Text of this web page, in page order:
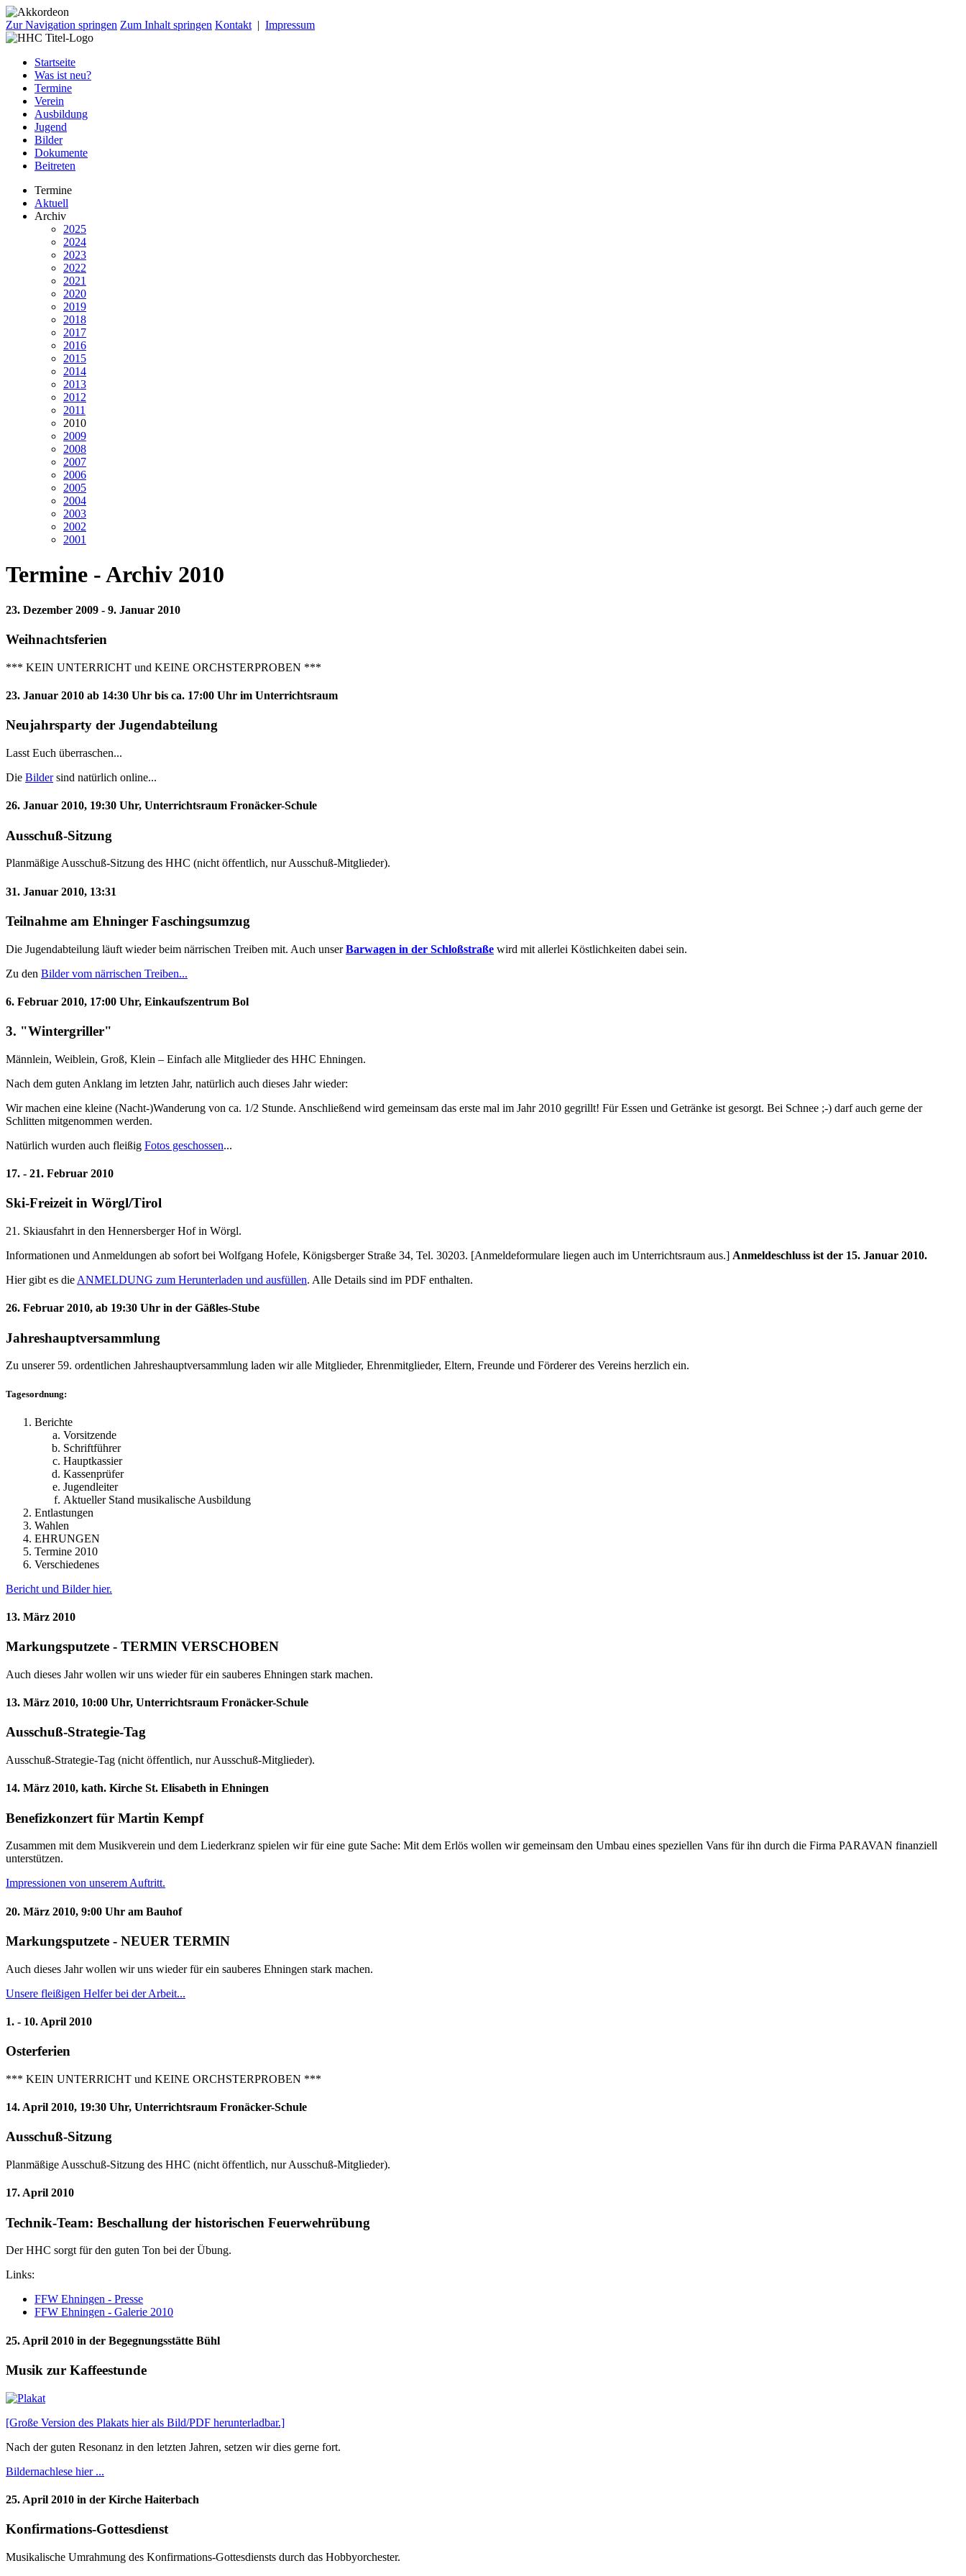
Zur Navigation springen Zum Inhalt springen Kontakt | Impressum
Startseite
Was ist neu?
Termine
Verein
Ausbildung
Jugend
Bilder
Dokumente
Beitreten
Termine
Aktuell
Archiv
2025
2024
2023
2022
2021
2020
2019
2018
2017
2016
2015
2014
2013
2012
2011
2010
2009
2008
2007
2006
2005
2004
2003
2002
2001
Termine - Archiv 2010
23. Dezember 2009 - 9. Januar 2010
Weihnachtsferien
*** KEIN UNTERRICHT und KEINE ORCHSTERPROBEN ***
23. Januar 2010 ab 14:30 Uhr bis ca. 17:00 Uhr im Unterrichtsraum
Neujahrsparty der Jugendabteilung
Lasst Euch überraschen...
Die Bildersind natürlich online...
26. Januar 2010, 19:30 Uhr, Unterrichtsraum Fronäcker-Schule
Ausschuß-Sitzung
Planmäßige Ausschuß-Sitzung des HHC (nicht öffentlich, nur Ausschuß-Mitglieder).
31. Januar 2010, 13:31
Teilnahme am Ehninger Faschingsumzug
Die Jugendabteilung läuft wieder beim närrischen Treiben mit. Auch unserBarwagen in der Schloßstraße wird mit allerlei Köstlichkeiten dabei sein.
Zu den Bilder vom närrischen Treiben...
6. Februar 2010, 17:00 Uhr, Einkaufszentrum Bol
3. "Wintergriller"
Männlein, Weiblein, Groß, Klein – Einfach alle Mitglieder des HHC Ehningen.
Nach dem guten Anklang im letzten Jahr, natürlich auch dieses Jahr wieder:
Wir machen eine kleine (Nacht-)Wanderung von ca. 1/2 Stunde. Anschließend wird gemeinsam das erste mal im Jahr 2010 gegrillt! Für Essen und Getränke ist gesorgt. Bei Schnee ;-) darf auch gerne der
Schlitten mitgenommen werden.
Natürlich wurden auch fleißig Fotos geschossen...
17. - 21. Februar 2010
Ski-Freizeit in Wörgl/Tirol
21. Skiausfahrt in den Hennersberger Hof in Wörgl.
Informationen und Anmeldungen ab sofort bei Wolfgang Hofele, Königsberger Straße 34, Tel. 30203. [Anmeldeformulare liegen auch im Unterrichtsraum aus.] Anmeldeschluss ist der 15. Januar 2010.
Hier gibt es die ANMELDUNG zum Herunterladen und ausfüllen. Alle Details sind im PDF enthalten.
26. Februar 2010, ab 19:30 Uhr in der Gäßles-Stube
Jahreshauptversammlung
Zu unserer 59. ordentlichen Jahreshauptversammlung laden wir alle Mitglieder, Ehrenmitglieder, Eltern, Freunde und Förderer des Vereins herzlich ein.
Tagesordnung:
Berichte
Vorsitzende
Schriftführer
Hauptkassier
Kassenprüfer
Jugendleiter
Aktueller Stand musikalische Ausbildung
Entlastungen
Wahlen
EHRUNGEN
Termine 2010
Verschiedenes
Bericht und Bilder hier.
13. März 2010
Markungsputzete - TERMIN VERSCHOBEN
Auch dieses Jahr wollen wir uns wieder für ein sauberes Ehningen stark machen.
13. März 2010, 10:00 Uhr, Unterrichtsraum Fronäcker-Schule
Ausschuß-Strategie-Tag
Ausschuß-Strategie-Tag (nicht öffentlich, nur Ausschuß-Mitglieder).
14. März 2010, kath. Kirche St. Elisabeth in Ehningen
Benefizkonzert für Martin Kempf
Zusammen mit dem Musikverein und dem Liederkranz spielen wir für eine gute Sache: Mit dem Erlös wollen wir gemeinsam den Umbau eines speziellen Vans für ihn durch die Firma PARAVAN finanziell
unterstützen.
Impressionen von unserem Auftritt.
20. März 2010, 9:00 Uhr am Bauhof
Markungsputzete - NEUER TERMIN
Auch dieses Jahr wollen wir uns wieder für ein sauberes Ehningen stark machen.
Unsere fleißigen Helfer bei der Arbeit...
1. - 10. April 2010
Osterferien
*** KEIN UNTERRICHT und KEINE ORCHSTERPROBEN ***
14. April 2010, 19:30 Uhr, Unterrichtsraum Fronäcker-Schule
Ausschuß-Sitzung
Planmäßige Ausschuß-Sitzung des HHC (nicht öffentlich, nur Ausschuß-Mitglieder).
17. April 2010
Technik-Team: Beschallung der historischen Feuerwehrübung
Der HHC sorgt für den guten Ton bei der Übung.
Links:
FFW Ehningen - Presse
FFW Ehningen - Galerie 2010
25. April 2010 in der Begegnungsstätte Bühl
Musik zur Kaffeestunde
[Große Version des Plakats hier als Bild/PDF herunterladbar.]
Nach der guten Resonanz in den letzten Jahren, setzen wir dies gerne fort.
Bildernachlese hier ...
25. April 2010 in der Kirche Haiterbach
Konfirmations-Gottesdienst
Musikalische Umrahmung des Konfirmations-Gottesdiensts durch das Hobbyorchester.